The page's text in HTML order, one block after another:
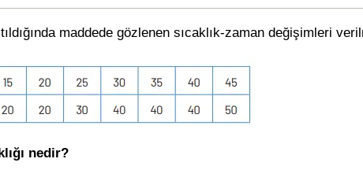
maddede gözlenen sıcaklık-zaman değişimleri
nedir?